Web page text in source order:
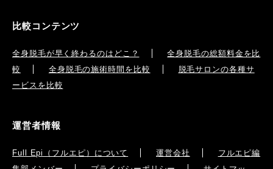
比較コンテンツ
全身脱毛が早く終わるのはどこ？
全身脱毛の総額料金を比
較
全身脱毛の施術時間を比較
脱毛サロンの各種サ
ービスを比較
運営者情報
Full Epi（フルエピ）について 運営会社
フルエピ編